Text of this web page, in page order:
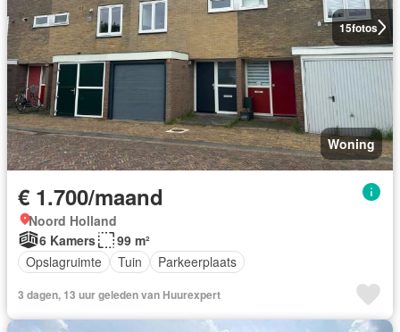
15fotos
Woning
€ 1.700/maand
Noord Holland
6 Kamers
99 m²
Opslagruimte
Tuin Parkeerplaats
3 dagen, 13 uur geleden van Huurexpert